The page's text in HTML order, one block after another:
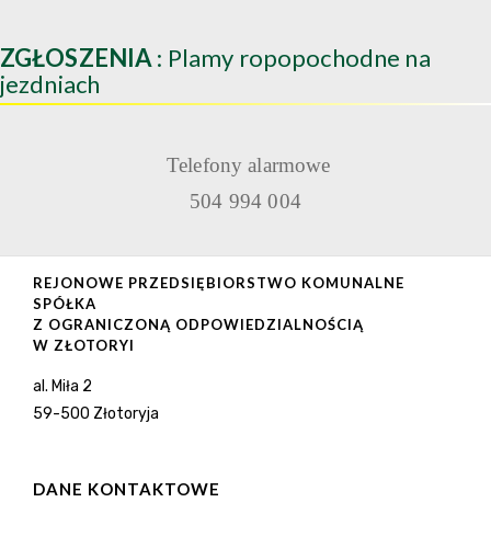
ZGŁOSZENIA : Plamy ropopochodne na
jezdniach
Telefony alarmowe
504 994 004
REJONOWE PRZEDSIĘBIORSTWO KOMUNALNE
SPÓŁKA
Z OGRANICZONĄ ODPOWIEDZIALNOŚCIĄ
W ZŁOTORYI
al. Miła 2
59-500 Złotoryja
DANE KONTAKTOWE